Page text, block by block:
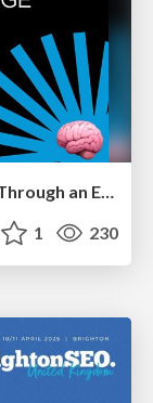
The innovator’s Mindset - Leading Through an Era of Exponential Change - McGill University 2025
1 230